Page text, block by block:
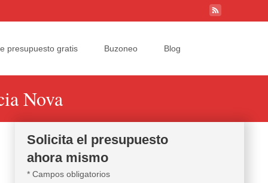
presupuesto gratis Buzoneo Blog
Nova
Solicita el presupuesto
ahora mismo
* Campos obligatorios